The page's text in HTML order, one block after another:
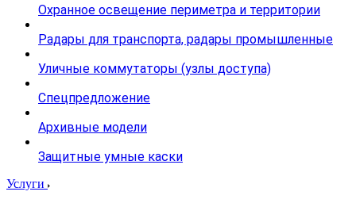
Охранное освещение периметра и территории
Радары для транспорта, радары промышленные
Уличные коммутаторы (узлы доступа)
Спецпредложение
Архивные модели
Защитные умные каски
Услуги